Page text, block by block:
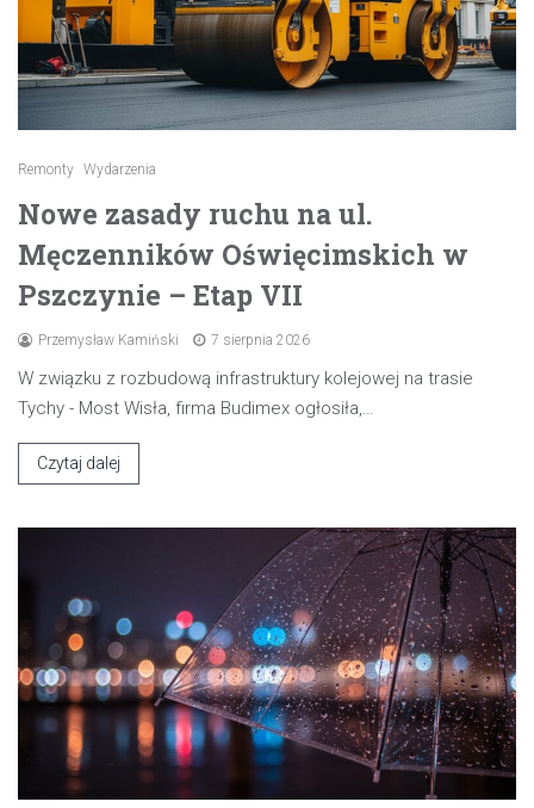
Remonty Wydarzenia
Nowe zasady ruchu na ul.
Męczenników Oświęcimskich w
Pszczynie – Etap VII
Przemysław Kamiński 7 sierpnia 2026
W związku z rozbudową infrastruktury kolejowej na trasie
Tychy - Most Wisła, firma Budimex ogłosiła,…
Czytaj dalej